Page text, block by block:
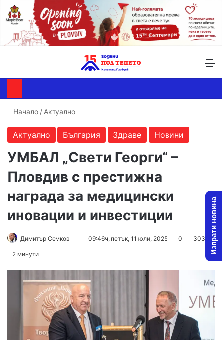
Начало / Актуално
Актуално България Здраве Новини
УМБАЛ „Свети Георги“ –
Пловдив с престижна
награда за медицински
иновации и инвестиции
Димитър Семков
Send09:46ч, петък, 11 юли, 2025 0 303
2 минути Изпрати новина